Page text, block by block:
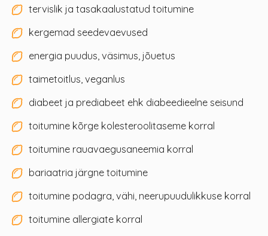
tervislik ja tasakaalustatud toitumine
kergemad seedevaevused
energia puudus, väsimus, jõuetus
taimetoitlus, veganlus
diabeet ja prediabeet ehk diabeedieelne seisund
toitumine kõrge kolesteroolitaseme korral
toitumine rauavaegusaneemia korral
bariaatria järgne toitumine
toitumine podagra, vähi, neerupuudulikkuse korral
toitumine allergiate korral